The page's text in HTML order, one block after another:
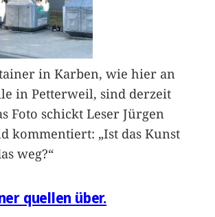
in Karben, wie hier an
in Petterweil, sind derzeit
Foto schickt Leser Jürgen
kommentiert: „Ist das Kunst
weg?“
quellen über.